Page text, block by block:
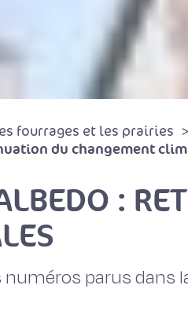
fourrages et les prairies
du changement
:
parus dans